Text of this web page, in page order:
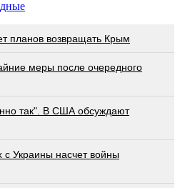
планов возвращать Крым
меры после очередного
так". В США обсуждают
Украины насчет войны